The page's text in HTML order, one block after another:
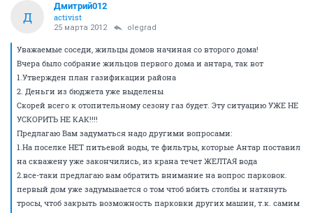
Д
Дмитрий012
activist
25 марта 2012 olegrad
Уважаемые соседи, жильцы домов начиная со второго дома!
Вчера было собрание жильцов первого дома и антара, так вот
1.Утвержден план газификации района
2. Деньги из бюджета уже выделены
Скорей всего к отопительному сезону газ будет. Эту ситуацию УЖЕ НЕ
УСКОРИТЬ НЕ КАК!!!!
Предлагаю Вам задуматься надо другими вопросами:
1.На поселке НЕТ питьевой воды, те фильтры, которые Антар поставил
на скважену уже закончились, из крана течет ЖЕЛТАЯ вода
2.все-таки предлагаю вам обратить внимание на вопрос парковок.
первый дом уже задумывается о том чтоб вбить столбы и натянуть
тросы, чтоб закрыть возможность парковки других машин, т.к. самим